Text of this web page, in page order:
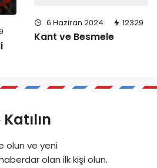
6 Haziran 2024 12329
Kant ve Besmele
olun ve yeni
olan ilk kişi olun.